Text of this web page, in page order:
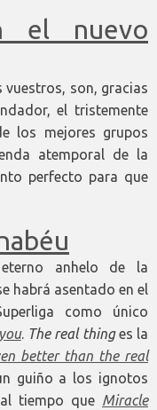
el nuevo
son, gracias
el tristemente
los mejores grupos
atemporal de la
perfecto para que
anhelo de la
habrá asentado en el
como único
. The real thinges la
better than the real
guiño a los ignotos
tiempo que Miracle